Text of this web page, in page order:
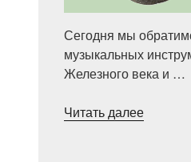
Сегодня мы
музыкальных
Железного века и …
Читать далее«Как